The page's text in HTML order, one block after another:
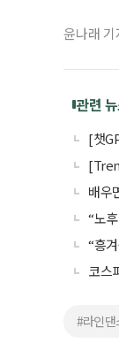
윤나래 기
관련
[챗
배우
“노
“흥
코스
#라인댄